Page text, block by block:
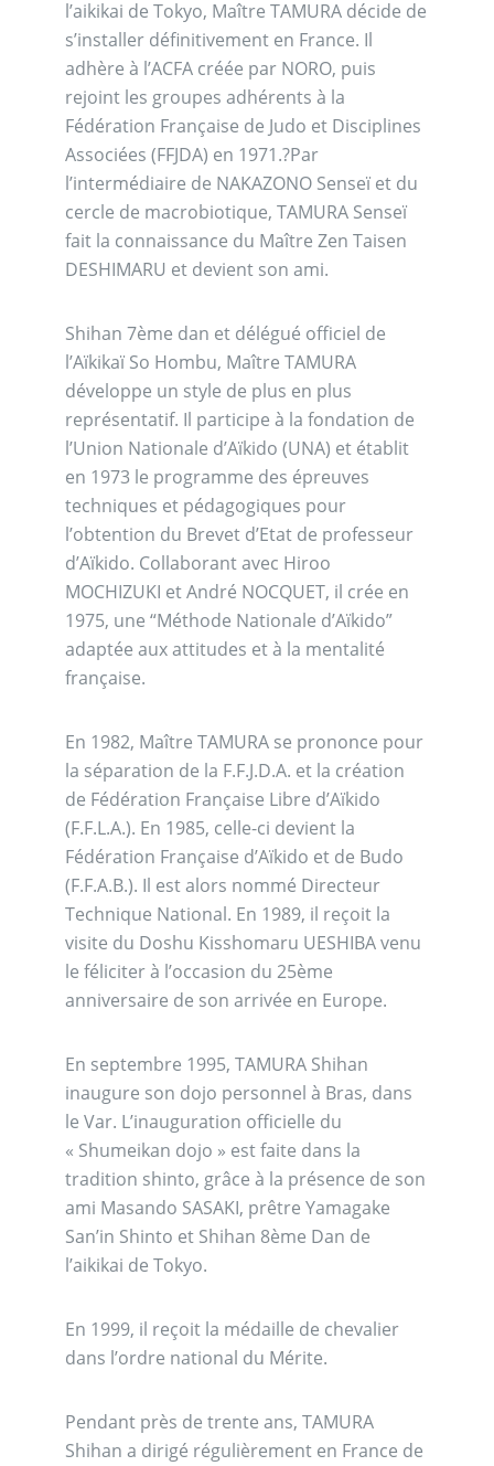
l’aikikai de Tokyo, Maître TAMURA décide de
s’installer définitivement en France. Il
adhère à l’ACFA créée par NORO, puis
rejoint les groupes adhérents à la
Fédération Française de Judo et Disciplines
Associées (FFJDA) en 1971.?Par
l’intermédiaire de NAKAZONO Senseï et du
cercle de macrobiotique, TAMURA Senseï
fait la connaissance du Maître Zen Taisen
DESHIMARU et devient son ami.
Shihan 7ème dan et délégué officiel de
l’Aïkikaï So Hombu, Maître TAMURA
développe un style de plus en plus
représentatif. Il participe à la fondation de
l’Union Nationale d’Aïkido (UNA) et établit
en 1973 le programme des épreuves
techniques et pédagogiques pour
l’obtention du Brevet d’Etat de professeur
d’Aïkido. Collaborant avec Hiroo
MOCHIZUKI et André NOCQUET, il crée en
1975, une “Méthode Nationale d’Aïkido”
adaptée aux attitudes et à la mentalité
française.
En 1982, Maître TAMURA se prononce pour
la séparation de la F.F.J.D.A. et la création
de Fédération Française Libre d’Aïkido
(F.F.L.A.). En 1985, celle-ci devient la
Fédération Française d’Aïkido et de Budo
(F.F.A.B.). Il est alors nommé Directeur
Technique National. En 1989, il reçoit la
visite du Doshu Kisshomaru UESHIBA venu
le féliciter à l’occasion du 25ème
anniversaire de son arrivée en Europe.
En septembre 1995, TAMURA Shihan
inaugure son dojo personnel à Bras, dans
le Var. L’inauguration officielle du
« Shumeikan dojo » est faite dans la
tradition shinto, grâce à la présence de son
ami Masando SASAKI, prêtre Yamagake
San’in Shinto et Shihan 8ème Dan de
l’aikikai de Tokyo.
En 1999, il reçoit la médaille de chevalier
dans l’ordre national du Mérite.
Pendant près de trente ans, TAMURA
Shihan a dirigé régulièrement en France de